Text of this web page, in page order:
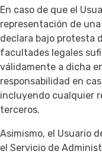
En caso de que el
representación de
declara bajo protesta
facultades legales
válidamente a dicha
responsabilidad en
incluyendo cualquier
terceros.
Asimismo, el Usuario
el Servicio de